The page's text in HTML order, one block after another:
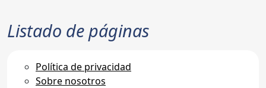
Listado de páginas
Política de privacidad
Sobre nosotros